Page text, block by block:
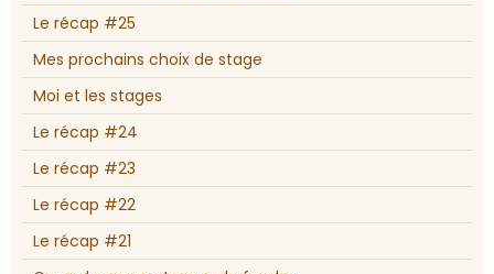
Le récap #25
Mes prochains choix de stage
Moi et les stages
Le récap #24
Le récap #23
Le récap #22
Le récap #21